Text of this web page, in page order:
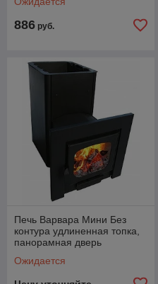
886 руб.
Печь Варвара Мини Без
контура удлиненная топка,
панорамная дверь
Ожидается